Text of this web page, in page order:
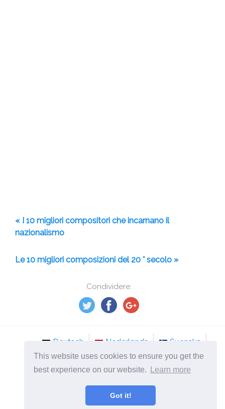
This website uses cookies to ensure you get the
best experience on our website.
Learn more
Got it!
Condividere:
« I 10 migliori compositori che incarnano il
nazionalismo
Le 10 migliori composizioni del 20 ° secolo »
Deutsch Nederlands
Svenska
Norsk
Italiano Français
Dansk
Česky
it.mydailyselfmotivation.com